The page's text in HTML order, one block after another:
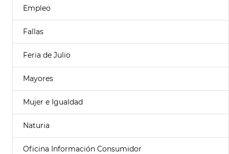
Empleo
Fallas
Feria de Julio
Mayores
Mujer e Igualdad
Naturia
Oficina Información Consumidor